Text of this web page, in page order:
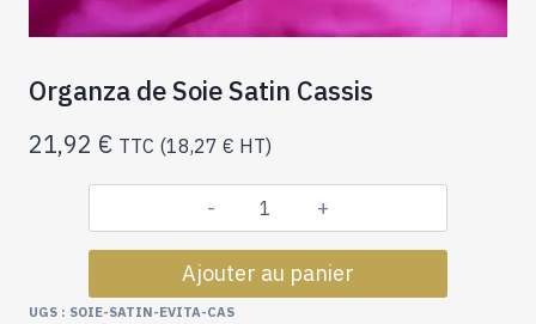
Organza de Soie Satin Cassis
21,92 € TTC (18,27 € HT)
quantité
de
Organza
Ajouter au panier
UGS : SOIE-SATIN-EVITA-CAS